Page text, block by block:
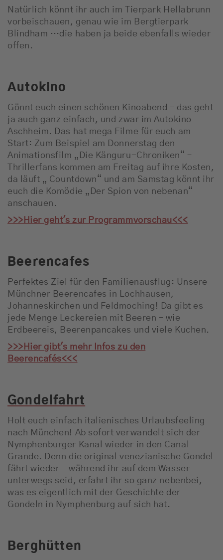
Natürlich könnt ihr auch im Tierpark Hellabrunn
vorbeischauen, genau wie im Bergtierpark
Blindham …die haben ja beide ebenfalls wieder
offen.
Autokino
Gönnt euch einen schönen Kinoabend – das geht
ja auch ganz einfach, und zwar im Autokino
Aschheim. Das hat mega Filme für euch am
Start: Zum Beispiel am Donnerstag den
Animationsfilm „Die Känguru-Chroniken“ –
Thrillerfans kommen am Freitag auf ihre Kosten,
da läuft „ Countdown“ und am Samstag könnt ihr
euch die Komödie „Der Spion von nebenan“
anschauen.
>>>Hier geht's zur Programmvorschau<<<
Beerencafes
Perfektes Ziel für den Familienausflug: Unsere
Münchner Beerencafes in Lochhausen,
Johanneskirchen und Feldmoching! Da gibt es
jede Menge Leckereien mit Beeren – wie
Erdbeereis, Beerenpancakes und viele Kuchen.
>>>Hier gibt's mehr Infos zu den
Beerencafés<<<
Gondelfahrt
Holt euch einfach italienisches Urlaubsfeeling
nach München! Ab sofort verwandelt sich der
Nymphenburger Kanal wieder in den Canal
Grande. Denn die original venezianische Gondel
fährt wieder – während ihr auf dem Wasser
unterwegs seid, erfahrt ihr so ganz nebenbei,
was es eigentlich mit der Geschichte der
Gondeln in Nymphenburg auf sich hat.
Berghütten